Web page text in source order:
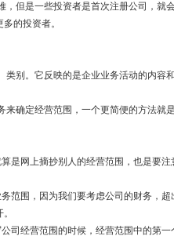
是一些投资者是首次注册公司，就
的投资者。
。它反映的是企业业务活动的内容
定经营范围，一个更简便的方法就
网上摘抄别人的经营范围，也是要注
围，因为我们要考虑公司的财务，超
经营范围的时候，经营范围中的第一